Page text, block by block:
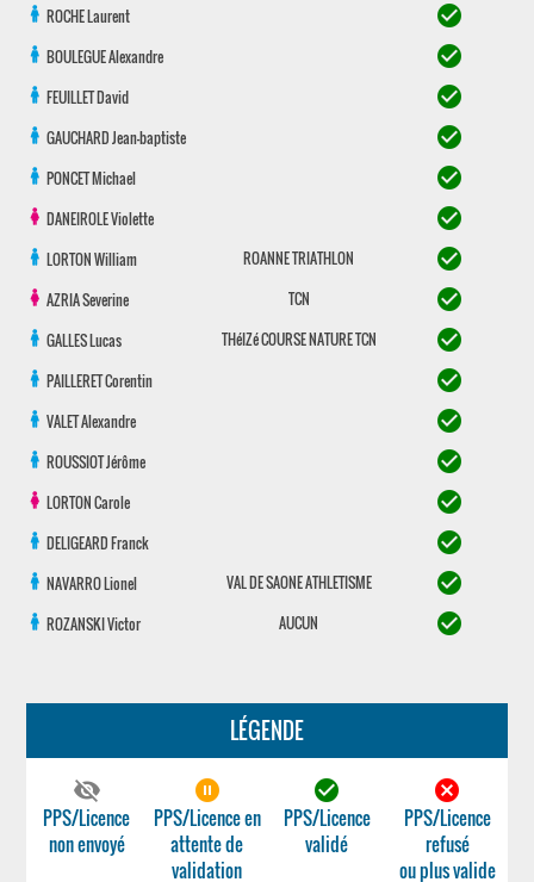
ROCHELaurent check_circle
BOULEGUEAlexandre check_circle
FEUILLETDavid check_circle
GAUCHARDJean-baptiste check_circle
PONCETMichael check_circle
DANEIROLEViolette check_circle
LORTONWilliam ROANNE TRIATHLON check_circle
AZRIASeverine TCN check_circle
GALLESLucas THéIZé COURSE NATURE TCN check_circle
PAILLERETCorentin check_circle
VALETAlexandre check_circle
ROUSSIOTJérôme check_circle
LORTONCarole check_circle
DELIGEARDFranck check_circle
NAVARROLionel VAL DE SAONE ATHLETISME check_circle
ROZANSKIVictor AUCUN check_circle
LÉGENDE
visibility_off
PPS/Licence
non envoyé
pause_circle_filled
PPS/Licence en
attente de
validation
check_circle
PPS/Licence
validé
cancel
PPS/Licence
refusé
ou plus valide